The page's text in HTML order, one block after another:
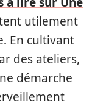
utilement
En cultivant
des ateliers,
démarche